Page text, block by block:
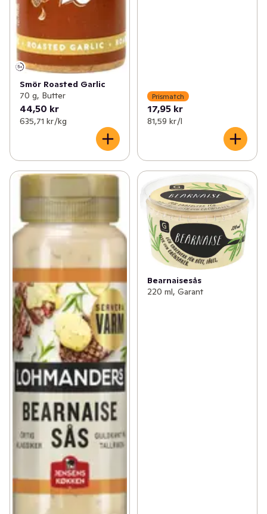
Smör Roasted Garlic
70 g, Butter
44,50 kr
635,71 kr /kg
Prismatch
17,95 kr
81,59 kr /l
Bearnaisesås
220 ml, Garant